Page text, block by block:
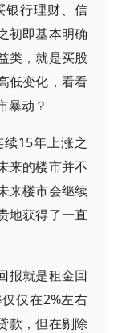
银行理财、信
初即基本明确
类，就是买股
低变化，看看
暴动？
15年上涨之
来的楼市并不
来楼市会继续
地获得了一直
报就是租金回
仅在2%左右
款，但在剔除